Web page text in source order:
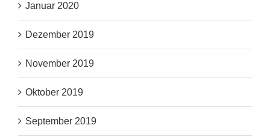
Januar 2020
Dezember 2019
November 2019
Oktober 2019
September 2019